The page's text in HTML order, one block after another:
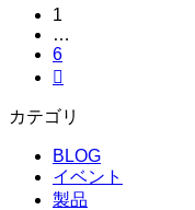
1
…
6

カテゴリ
BLOG
イベント
製品